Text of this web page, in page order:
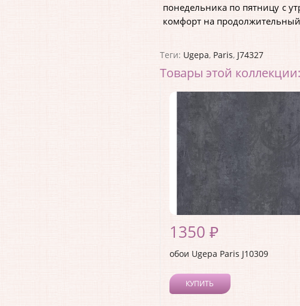
понедельника по пятницу с
комфорт на
Теги: Ugepa, Paris, J74327
Товары этой коллекции:
1350 ₽
обои Ugepa Paris J10309
КУПИТЬ